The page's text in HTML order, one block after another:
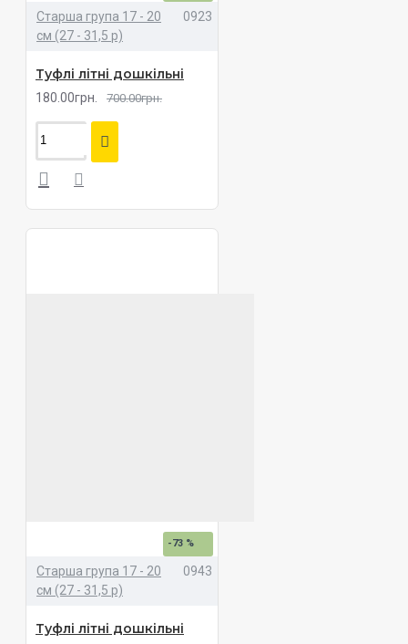
Старша група 17 - 20
см (27 - 31,5 р)
0923
Туфлі літні дошкільні
180.00грн. 700.00грн.
-73 %
Старша група 17 - 20
см (27 - 31,5 р)
0943
Туфлі літні дошкільні